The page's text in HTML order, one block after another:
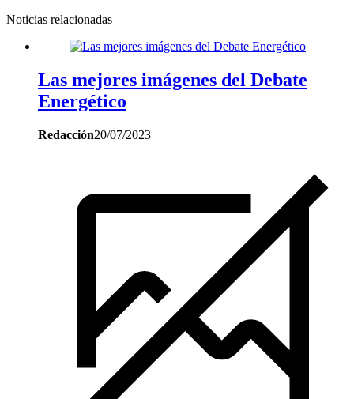
Noticias relacionadas
Las mejores imágenes del Debate
Energético
Redacción20/07/2023